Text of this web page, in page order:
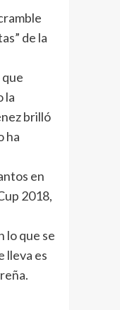
de la
la
brilló
ha
en
2018,
lo que se
lleva es